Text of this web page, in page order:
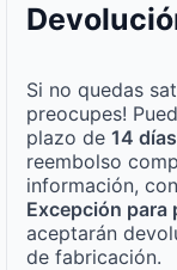
Si no quedas
preocupes!
plazo de 14
reembolso
información,
Excepción
aceptarán
de fabricación.